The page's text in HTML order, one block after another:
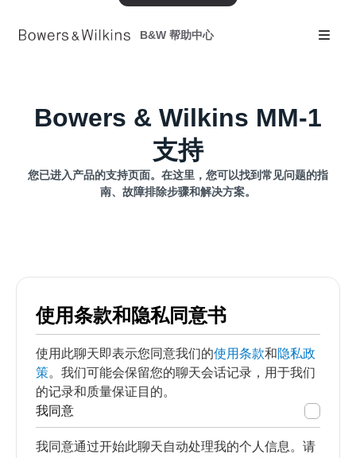
B&W 帮助中心
Bowers & Wilkins MM-1
支持
您已进入产品的支持页面。在这里，您可以找到常见问题的指
南、故障排除步骤和解决方案。
使用条款和隐私同意书
使用此聊天即表示您同意我们的使用条款和隐私政
策。我们可能会保留您的聊天会话记录，用于我们
的记录和质量保证目的。
我同意
我同意通过开始此聊天自动处理我的个人信息。请